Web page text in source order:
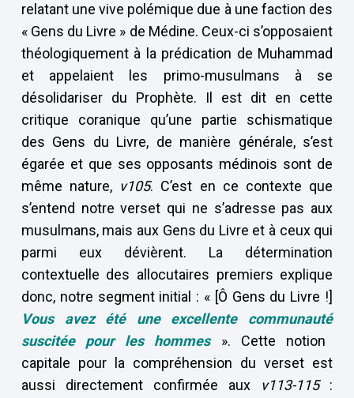
relatant une vive polémique due à une faction des
« Gens du Livre » de Médine. Ceux-ci s’opposaient
théologiquement à la prédication de Muhammad
et appelaient les primo-musulmans à se
désolidariser du Prophète. Il est dit en cette
critique coranique qu’une partie schismatique
des Gens du Livre, de manière générale, s’est
égarée et que ses opposants médinois sont de
même nature, v105. C’est en ce contexte que
s’entend notre verset qui ne s’adresse pas aux
musulmans, mais aux Gens du Livre et à ceux qui
parmi eux dévièrent. La détermination
contextuelle des allocutaires premiers explique
donc, notre segment initial : « [Ô Gens du Livre !]
Vous avez été une excellente communauté
suscitée pour les hommes». Cette notion
capitale pour la compréhension du verset est
aussi directement confirmée aux v113-115: